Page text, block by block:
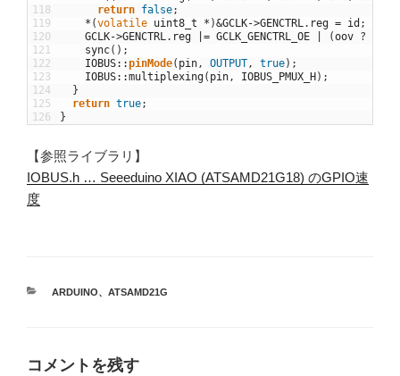
118
119
120
121
122
123
124
125
126
return false;
* (volatile uint8_t * )&GCLK->GENCTRL. reg = id ;
GCLK->GENCTRL. reg |= GCLK_GENCTRL_OE (oov ?
sync( ) ;
IOBUS::pinMode( pin, OUTPUT, true) ;
IOBUS::multiplexing( pin, IOBUS_PMUX_H ) ;
}
return true;
}
【参照ライブラリ】
IOBUS.h … Seeeduino XIAO (ATSAMD21G18) のGPIO速
度
カ
ARDUINO、 ATSAMD21G
コメントを残す